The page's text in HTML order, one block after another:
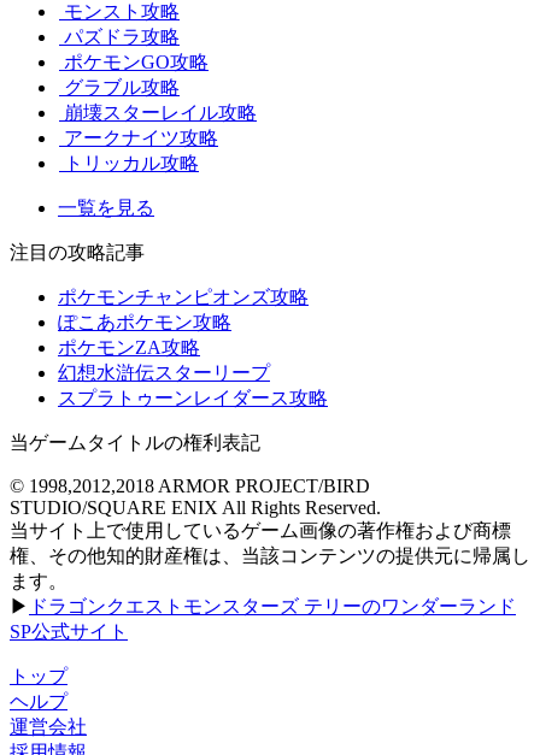
モンスト攻略
パズドラ攻略
ポケモンGO攻略
グラブル攻略
崩壊スターレイル攻略
アークナイツ攻略
トリッカル攻略
一覧を見る
注目の攻略記事
ポケモンチャンピオンズ攻略
ぽこあポケモン攻略
ポケモンZA攻略
幻想水滸伝スターリープ
スプラトゥーンレイダース攻略
当ゲームタイトルの権利表記
© 1998,2012,2018 ARMOR PROJECT/BIRD
STUDIO/SQUARE ENIX All Rights Reserved.
当サイト上で使用しているゲーム画像の著作権および商標
権、その他知的財産権は、当該コンテンツの提供元に帰属し
ます。
▶ ドラゴンクエストモンスターズ テリーのワンダーランド
SP公式サイト
トップ
ヘルプ
運営会社